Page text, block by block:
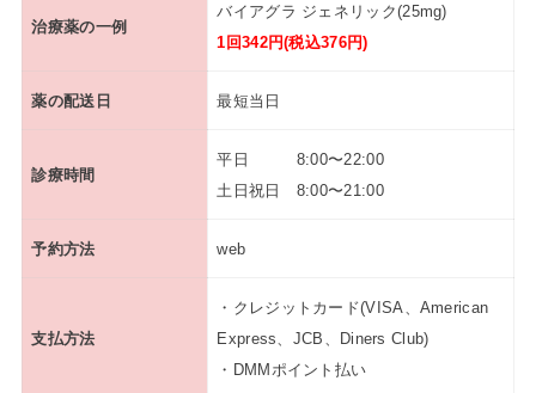
治療薬の一例
バイアグラ ジェネリック(25mg)
1回342円(税込376円)
薬の配送日 最短当日
診療時間
平日 8:00〜22:00
土日祝日 8:00〜21:00
予約方法 web
支払方法
・クレジットカード(VISA、American
Express、JCB、Diners Club)
・DMMポイント払い